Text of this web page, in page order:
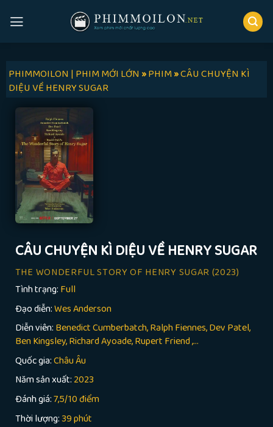
PHIMMOILON | PHIM MỚI LỚN»PHIM»CÂU CHUYỆN KÌ
DIỆU VỀ HENRY SUGAR
CÂU CHUYỆN KÌ DIỆU VỀ HENRY SUGAR
THE WONDERFUL STORY OF HENRY SUGAR (2023)
Tình trạng: Full
Đạo diễn:Wes Anderson
Diễn viên: Benedict Cumberbatch, Ralph Fiennes, Dev Patel,
Ben Kingsley, Richard Ayoade, Rupert Friend ,...
Quốc gia:Châu Âu
Năm sản xuất: 2023
Đánh giá:7,5/10 điểm
Thời lượng:39 phút